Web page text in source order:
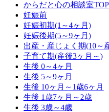
からだと心の相談室TOP
妊娠前
妊娠初期(1～4ヶ月)
妊娠後期(5～9ヶ月)
出産・産じょく期(10～
子育て期(産後3ヶ月～)
生後 0～4ヶ月
生後 5～9ヶ月
生後 10ヶ月～1歳6ヶ月
生後 1歳7ヶ月～2歳
生後 3歳～4歳